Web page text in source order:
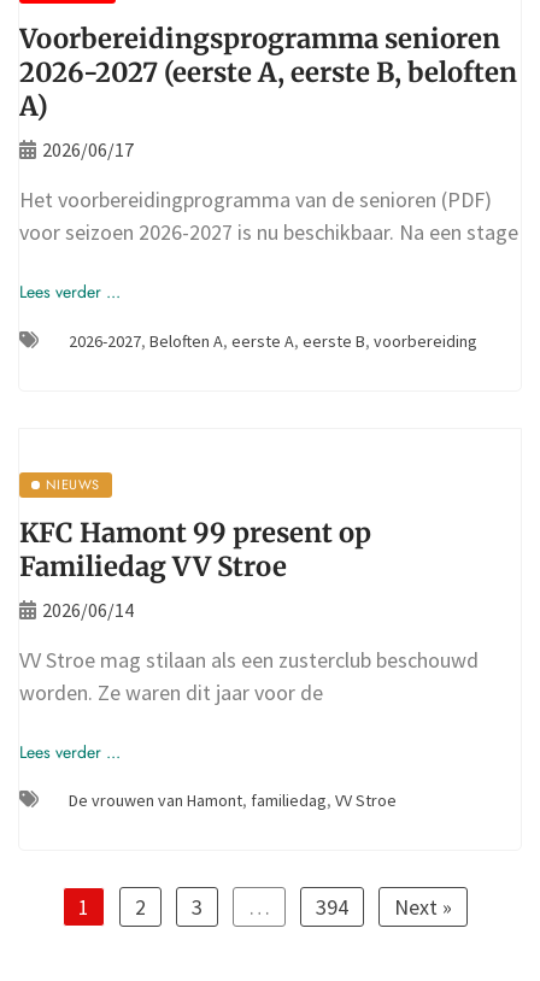
Voorbereidingsprogramma senioren
2026-2027 (eerste A, eerste B, beloften
A)
2026/06/17
Het voorbereidingprogramma van de senioren (PDF)
voor seizoen 2026-2027 is nu beschikbaar. Na een stage
Lees verder ...
2026-2027, Beloften A, eerste A, eerste B, voorbereiding
NIEUWS
KFC Hamont 99 present op
Familiedag VV Stroe
2026/06/14
VV Stroe mag stilaan als een zusterclub beschouwd
worden. Ze waren dit jaar voor de
Lees verder ...
De vrouwen van Hamont, familiedag, VV Stroe
1 2 3 … 394 Next »